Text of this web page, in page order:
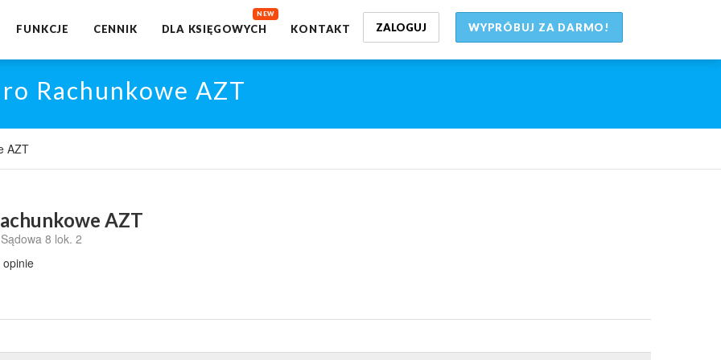
WYPRÓBUJ ZA DARMO!
ZALOGUJ
FUNKCJE CENNIK DLA KSIĘGOWYCH KONTAKT
Rachunkowe AZT
AZT
AZT
8 lok. 2
opinie